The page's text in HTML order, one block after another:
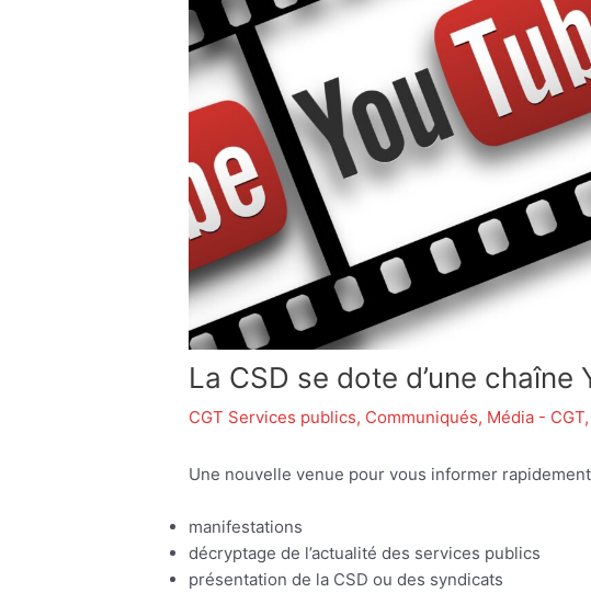
La CSD se dote d’une chaîne
CGT Services publics, Communiqués, Média - CGT
Une nouvelle venue pour vous informer
manifestations
décryptage de l’actualité des services publics
présentation de la CSD ou des syndicats